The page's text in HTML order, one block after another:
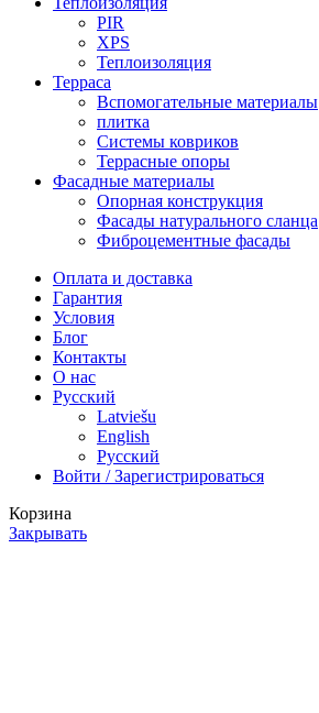
PIR
XPS
Теплоизоляция
Терраса
Вспомогательные материалы
плитка
Системы ковриков
Террасные опоры
Фасадные материалы
Oпорная конструкция
Фасады натурального сланца
Фиброцементные фасады
Оплата и доставка
Гарантия
Условия
Блог
Контакты
О нас
Русский
Latviešu
English
Русский
Войти / Зарегистрироваться
Корзина
Закрывать